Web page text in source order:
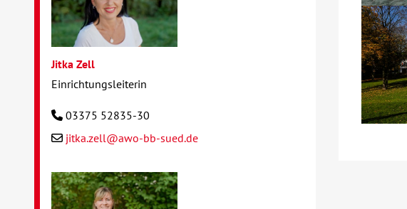
Jitka Zell
Einrichtungsleiterin
03375 52835-30
jitka.zell@awo-bb-sued.de